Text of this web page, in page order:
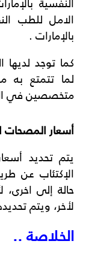
الامل للطب
بالإمارات .
كما توجد لديها
لما تتمتع به
متخصصين في
أسعار المصحات
يتم تحديد
الإكتئاب عن
حالة إلى
لأخر، ويتم
الخلاصة ..